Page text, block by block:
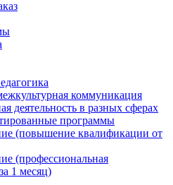
коммуникация
деятельность в разных сферах
программы
(повышение квалификации от
(профессиональная
1 месяц)